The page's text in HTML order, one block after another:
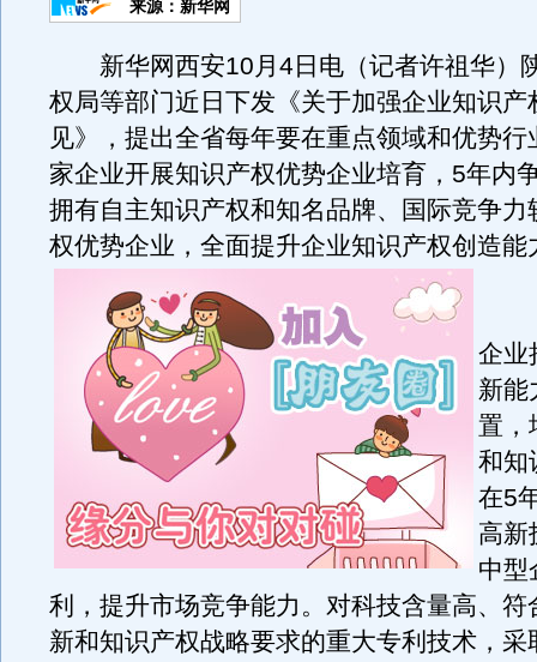
来源：新华网
新华网西安10月4日电（记者许祖华）
权局等部门近日下发《关于加强企业知识产
见》，提出全省每年要在重点领域和优势
家企业开展知识产权优势企业培育，5年内
拥有自主知识产权和知名品牌、国际竞争力
权优势企业，全面提升企业知识产权创造能
企业
新能
置，
和知
在5
高新
中型
利，提升市场竞争能力。对科技含量高、符
新和知识产权战略要求的重大专利技术，采